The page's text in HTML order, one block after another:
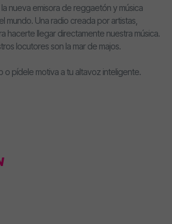
la nueva emisora de reggaetón y música
mundo. Una radio creada por artistas,
hacerte llegar directamente nuestra música.
locutores son la mar de majos.
o pídele motiva a tu altavoz inteligente.